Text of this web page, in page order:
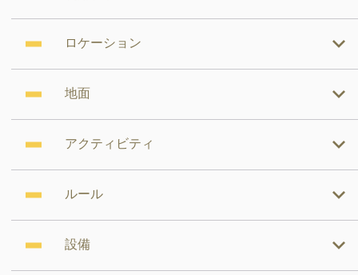
ロケーション
地面
アクティビティ
ルール
設備